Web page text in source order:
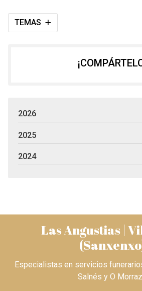
TEMAS
2026
2025
2024
Las Angustias |
Especialistas en servicios
Salnés y O